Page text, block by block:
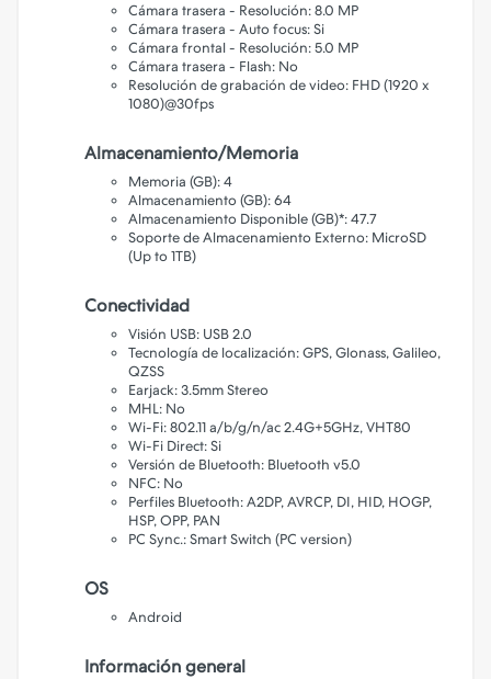
Cámara trasera - Resolución: 8.0 MP
Cámara trasera - Auto focus: Si
Cámara frontal - Resolución: 5.0 MP
Cámara trasera - Flash: No
Resolución de grabación de video: FHD (1920 x
1080)@30fps
Almacenamiento/Memoria
Memoria (GB): 4
Almacenamiento (GB): 64
Almacenamiento Disponible (GB)*: 47.7
Soporte de Almacenamiento Externo: MicroSD
(Up to 1TB)
Conectividad
Visión USB: USB 2.0
Tecnología de localización: GPS, Glonass, Galileo,
QZSS
Earjack: 3.5mm Stereo
MHL: No
Wi-Fi: 802.11 a/b/g/n/ac 2.4G+5GHz, VHT80
Wi-Fi Direct: Si
Versión de Bluetooth: Bluetooth v5.0
NFC: No
Perfiles Bluetooth: A2DP, AVRCP, DI, HID, HOGP,
HSP, OPP, PAN
PC Sync.: Smart Switch (PC version)
OS
Android
Información general